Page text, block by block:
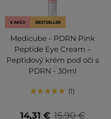
V AKCII BESTSELLER
Medicube - PDRN Pink
Peptide Eye Cream -
Peptidový krém pod oči s
PDRN - 30ml
1
15,90 €
14,31 €